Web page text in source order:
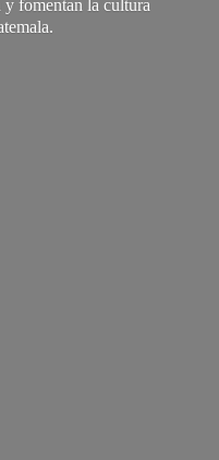
y fomentan la cultura